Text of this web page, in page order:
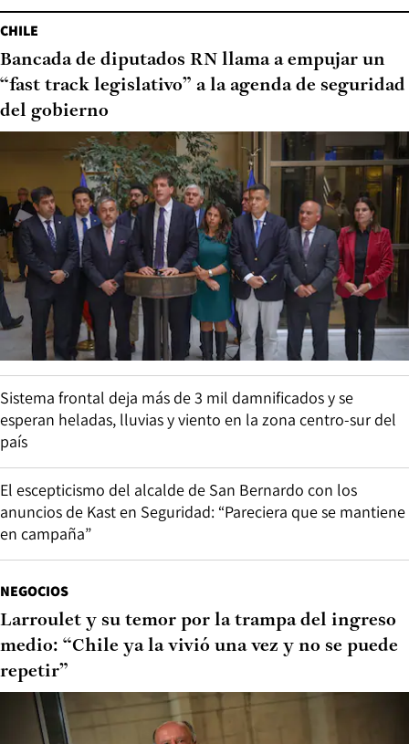
CHILE
Bancada de diputados RN llama a empujar un
“fast track legislativo” a la agenda de seguridad
del gobierno
Sistema frontal deja más de 3 mil damnificados y se
esperan heladas, lluvias y viento en la zona centro-sur del
país
El escepticismo del alcalde de San Bernardo con los
anuncios de Kast en Seguridad: “Pareciera que se mantiene
en campaña”
NEGOCIOS
Larroulet y su temor por la trampa del ingreso
medio: “Chile ya la vivió una vez y no se puede
repetir”